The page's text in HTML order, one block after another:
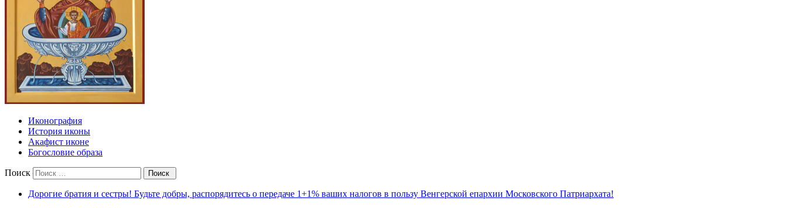
Иконография
История иконы
Акафист иконе
Богословие образа
Поиск
Дорогие братия и сестры! Будьте добры, распорядитесь о передаче 1+1% ваших налогов в пользу Венгерской епархии Московского Патриархата!